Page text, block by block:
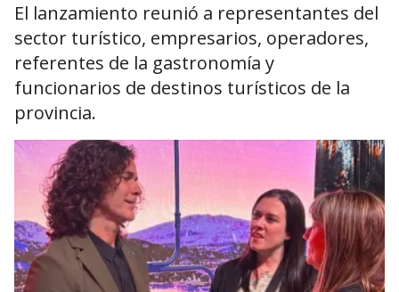
El lanzamiento reunió a representantes del
sector turístico, empresarios, operadores,
referentes de la gastronomía y
funcionarios de destinos turísticos de la
provincia.